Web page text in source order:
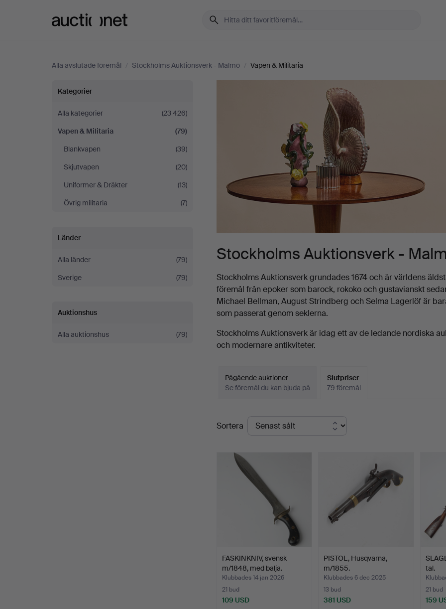
Alla avslutade föremål / Stockholms Auktionsverk - Malmö / Vapen & Militaria
Stockholms
Auktionsverk
Malmö
Kategorier
Alla kategorier
(23 426)
Vapen & Militaria
(79)
Blankvapen
(39)
Skjutvapen
(20)
Uniformer & Dräkter
(13)
Övrig militaria
(7)
Länder
Alla länder
(79)
Sverige
(79)
Auktionshus
Alla auktionshus (79)
Stockholms Auktionsverk -
Stockholms Auktionsverk grundades 1674 och är världens
föremål från epoker som barock, rokoko och gustavianskt
Michael Bellman, August Strindberg och Selma Lagerlöf är
som passerat genom seklerna.
Stockholms Auktionsverk är idag ett av de ledande nordiska
och modernare antikviteter.
Pågående auktioner
Se föremål du kan bjuda på
Slutpriser
79 föremål
Slutpriser
Sortera
FASKINKNIV, svensk
m/1848, med balja.
Klubbades 14 jan 2026
21 bud
109 USD
PISTOL, Husqvarna,
m/1855.
Klubbades 6 dec 2025
13 bud
381 USD
tal.
21 bud
159